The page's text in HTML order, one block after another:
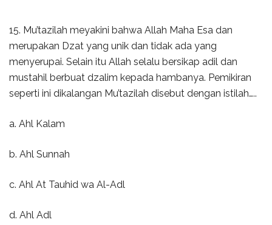
15. Mu’tazilah meyakini bahwa Allah Maha Esa dan
merupakan Dzat yang unik dan tidak ada yang
menyerupai. Selain itu Allah selalu bersikap adil dan
mustahil berbuat dzalim kepada hambanya. Pemikiran
seperti ini dikalangan Mu’tazilah disebut dengan istilah…..
a. Ahl Kalam
b. Ahl Sunnah
c. Ahl At Tauhid wa Al-Adl
d. Ahl Adl